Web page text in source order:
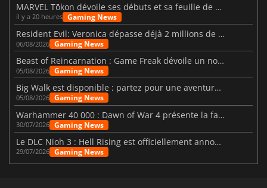
MARVEL Tōkon dévoile ses débuts et sa feuille de route
il y a 20 heures Gaming News
Resident Evil: Veronica dépasse déjà 2 millions de wishlists
06/08/2026 Gaming News
Beast of Reincarnation : Game Freak dévoile un nouveau pari
05/08/2026 Gaming News
Big Walk est disponible : partez pour une aventure entre amis
05/08/2026 Gaming News
Warhammer 40 000 : Dawn of War 4 présente la faction des Nécrons
30/07/2026 Gaming News
Le DLC Nioh 3 : Hell Rising est officiellement annoncé
29/07/2026 Gaming News